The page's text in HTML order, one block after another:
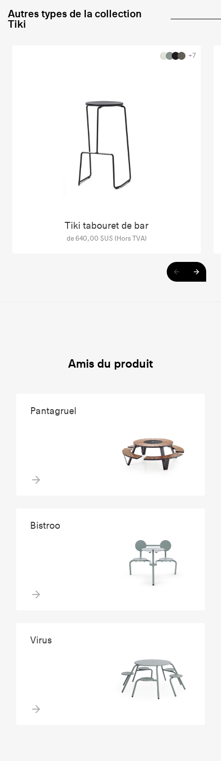
Autres types de la collection
Tiki
+7
Tiki tabouret de bar
de 640,00 $US (Hors TVA)
Amis du produit
Pantagruel
Bistroo
Virus